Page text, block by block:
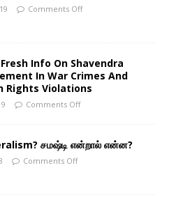
Comments Off
Info On Shavendra
In War Crimes And
Rights Violations
Comments Off
சமஷ்டி என்றால் என்ன?
Comments Off